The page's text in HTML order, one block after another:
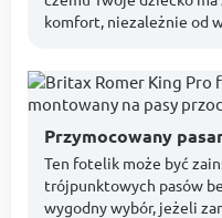
komfort, niezależnie od
Przymocowany
Ten fotelik może być
trójpunktowych pasów
wygodny wybór, jeżeli